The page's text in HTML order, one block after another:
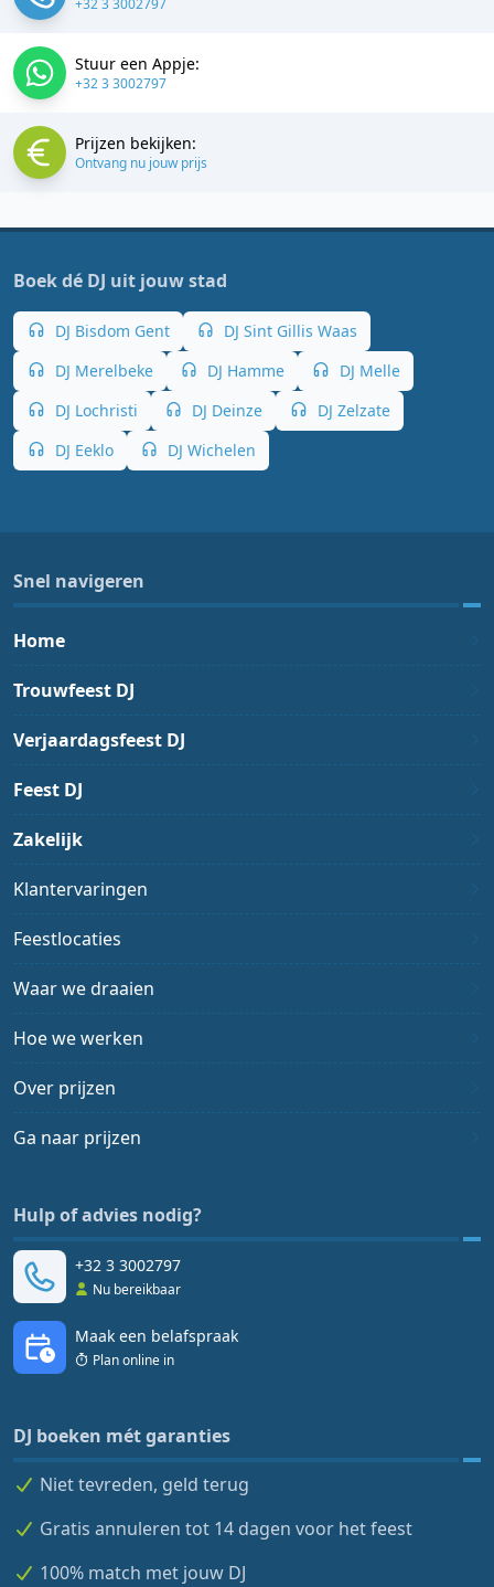
Stuur een Appje:
+32 3 3002797
Prijzen bekijken:
Ontvang nu jouw prijs
Boek dé DJ uit jouw stad
DJ Bisdom Gent
DJ Sint Gillis Waas
DJ Merelbeke
DJ Hamme
DJ Melle
DJ Lochristi
DJ Deinze
DJ Zelzate
DJ Eeklo
DJ Wichelen
Snel navigeren
Home
Trouwfeest DJ
Verjaardagsfeest DJ
Feest DJ
Zakelijk
Klantervaringen
Feestlocaties
Waar we draaien
Hoe we werken
Over prijzen
Ga naar prijzen
Hulp of advies nodig?
+32 3 3002797
Nu bereikbaar
Maak een belafspraak
Plan online in
DJ boeken mét garanties
Niet tevreden, geld terug
Gratis annuleren tot 14 dagen voor het feest
100% match met jouw DJ